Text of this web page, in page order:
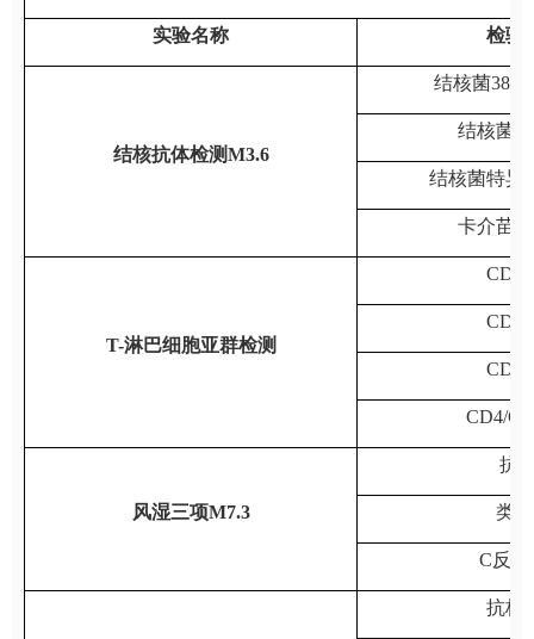
实验名称 检验
结核抗体检测M3.6
结核菌
结核菌
结核菌特异
卡介苗
T-淋巴细胞亚群检测
CD3
CD4
CD8
CD4/
风湿三项M7.3
抗
类
C反
抗核